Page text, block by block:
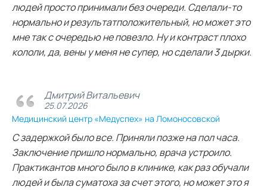
людей просто принимали без очереди. Сделали-то
нормально и результатположительный, но может это
мне так с очередью не повезло. Ну и контраст плохо
кололи, да, вены у меня не супер, но сделали 3 дырки.
Дмитрий Витальевич
25.07.2026
Медицинский центр «Медуспех» на Ломоносовской
С задержкой было все. Приняли позже на пол часа.
Заключение пришло нормально, врача устроило.
Практикантов много было в клинике, как раз обучали
людей и была суматоха за счет этого, но может это я